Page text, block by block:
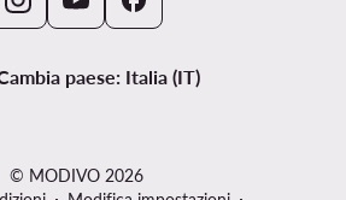
paese: Italia (IT)
© MODIVO 2026